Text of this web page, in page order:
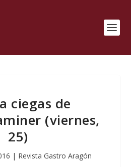
ciegas de
(viernes,
25)
| Revista Gastro Aragón